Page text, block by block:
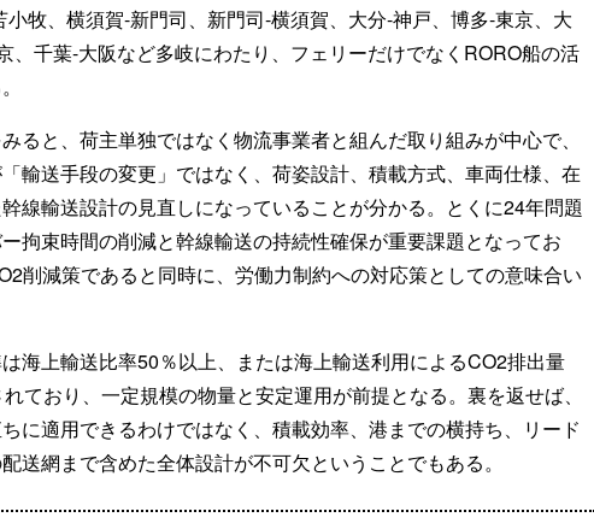
小牧、横須賀-新門司、新門司-横須賀、大分-神戸、博多-東京、大
、千葉-大阪など多岐にわたり、フェリーだけでなくRORO船の活
ると、荷主単独ではなく物流事業者と組んだ取り組みが中心で、
輸送手段の変更」ではなく、荷姿設計、積載方式、車両仕様、在
線輸送設計の見直しになっていることが分かる。とくに24年問題
拘束時間の削減と幹線輸送の持続性確保が重要課題となってお
削減策であると同時に、労働力制約への対応策としての意味合い
海上輸送比率50％以上、または海上輸送利用によるCO2排出量
ており、一定規模の物量と安定運用が前提となる。裏を返せば、
に適用できるわけではなく、積載効率、港までの横持ち、リード
送網まで含めた全体設計が不可欠ということでもある。